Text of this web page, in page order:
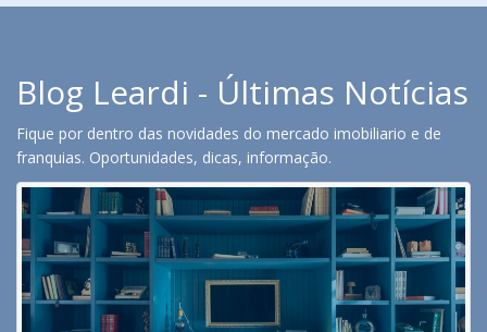
Blog Leardi - Últimas Notícias
Fique por dentro das novidades do mercado imobiliario e de
franquias. Oportunidades, dicas, informação.